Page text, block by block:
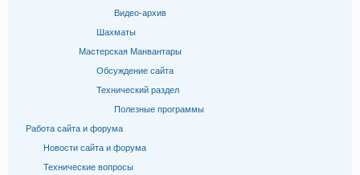
Видео-архив
Шахматы
Мастерская Манвантары
Обсуждение сайта
Технический раздел
Полезные программы
Работа сайта и форума
Новости сайта и форума
Технические вопросы